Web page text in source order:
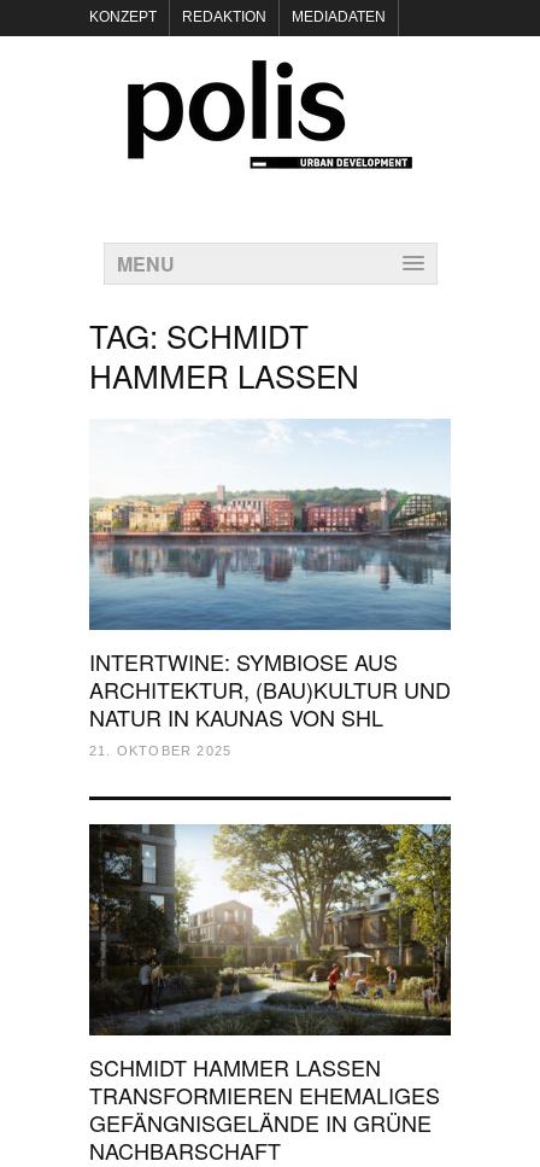
KONZEPT REDAKTION MEDIADATEN
POLIS KEYNOTES
KONTAKT DATENSCHUTZ IMPRESSUM
MENU
TAG: SCHMIDT
HAMMER LASSEN
INTERTWINE: SYMBIOSE AUS
ARCHITEKTUR, (BAU)KULTUR UND
NATUR IN KAUNAS VON SHL
21. OKTOBER 2025
SCHMIDT HAMMER LASSEN
TRANSFORMIEREN EHEMALIGES
GEFÄNGNISGELÄNDE IN GRÜNE
NACHBARSCHAFT